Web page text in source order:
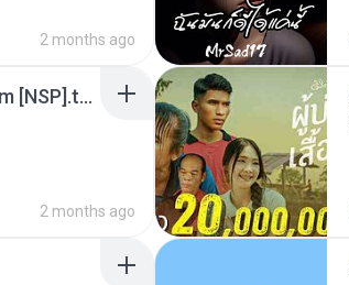
2 months ago
Tomodachi Life Living the Dream [NSP].torrent
2 months ago